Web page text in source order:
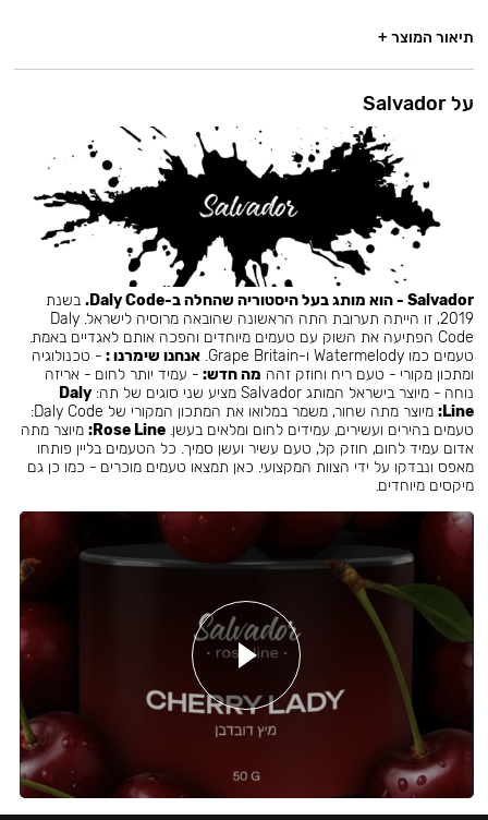
תיאור המוצר +
על Salvador
Salvador - הוא מותג בעל היסטוריה שהחלה ב-Daly Code.
בשנת
2019, זו הייתה תערובת התה הראשונה שהובאה מרוסיה לישראל. Daly
Code הפתיעה את השוק עם טעמים מיוחדים והפכה אותם לאגדיים באמת.
טעמים כמו Watermelody ו-Grape Britain.
אנחנו שימרנו : - טכנולוגיה
ומתכון מקורי - טעם ריח וחוזק זהה מה חדש: - עמיד יותר לחום - אריזה
נוחה - מיוצר בישראל המותג Salvador מציע שני סוגים של תה:
Daly
Line:
מיוצר מתה שחור, משמר במלואו את המתכון המקורי של Daly Code:
טעמים בהירים ועשירים, עמידים לחום ומלאים בעשן.Rose Line: מיוצר מתה
אדום עמיד לחום, חוזק קל, טעם עשיר ועשן סמיך. כל הטעמים בליין פותחו
מאפס ונבדקו על ידי הצוות המקצועי. כאן תמצאו טעמים מוכרים - כמו כן גם
מיקסים מיוחדים.